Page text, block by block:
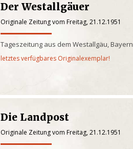
Der Westallgäuer
Originale Zeitung vom Freitag, 21.12.1951
Tageszeitung aus dem Westallgäu, Bayern
letztes verfügbares Originalexemplar!
Die Landpost
Originale Zeitung vom Freitag, 21.12.1951